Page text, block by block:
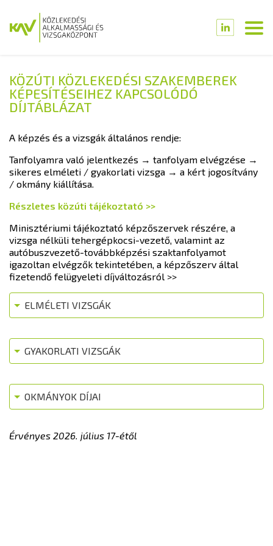
KÖZÚTI KÖZLEKEDÉSI SZAKEMBEREK
KÉPESÍTÉSEIHEZ KAPCSOLÓDÓ
DÍJTÁBLÁZAT
A képzés és a vizsgák általános rendje:
Tanfolyamra való jelentkezés → tanfolyam elvégzése →
sikeres elméleti / gyakorlati vizsga → a kért jogosítvány
/ okmány kiállítása.
Részletes közúti tájékoztató >>
Minisztériumi tájékoztató képzőszervek részére, a
vizsga nélküli tehergépkocsi-vezető, valamint az
autóbuszvezető-továbbképzési szaktanfolyamot
igazoltan elvégzők tekintetében, a képzőszerv által
fizetendő felügyeleti díjváltozásról >>
ELMÉLETI VIZSGÁK
GYAKORLATI VIZSGÁK
OKMÁNYOK DÍJAI
Érvényes 2026. július 17-étől